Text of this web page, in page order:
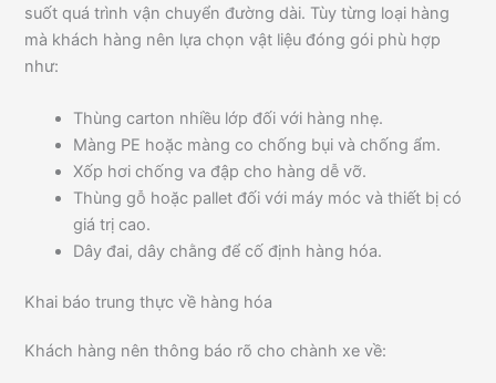
suốt quá trình vận chuyển đường dài. Tùy từng loại hàng
mà khách hàng nên lựa chọn vật liệu đóng gói phù hợp
như:
Thùng carton nhiều lớp đối với hàng nhẹ.
Màng PE hoặc màng co chống bụi và chống ẩm.
Xốp hơi chống va đập cho hàng dễ vỡ.
Thùng gỗ hoặc pallet đối với máy móc và thiết bị có
giá trị cao.
Dây đai, dây chằng để cố định hàng hóa.
Khai báo trung thực về hàng hóa
Khách hàng nên thông báo rõ cho chành xe về: